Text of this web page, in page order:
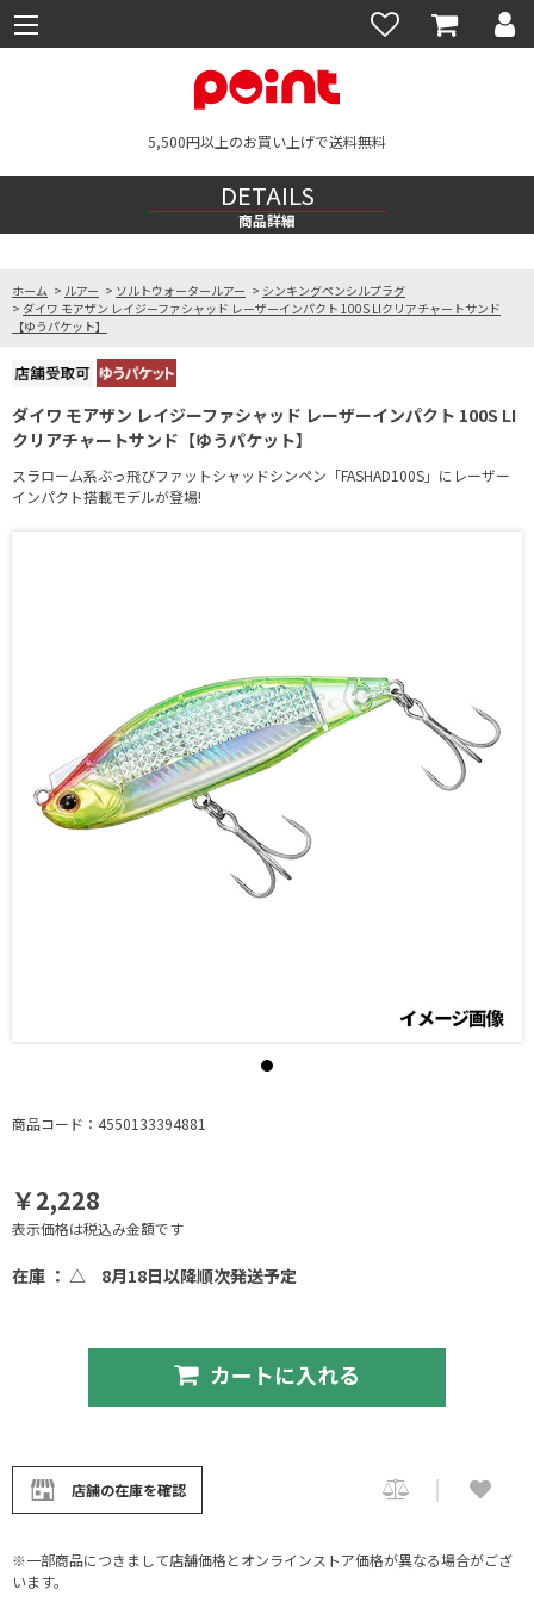
5,500円以上のお買い上げで送料無料
DETAILS
商品詳細
ホーム > ルアー > ソルトウォータールアー > シンキングペンシルプラグ
> ダイワ モアザン レイジーファシャッド レーザーインパクト 100S LIクリアチャートサンド
【ゆうパケット】
ダイワ モアザン レイジーファシャッド レーザーインパクト 100S LI
クリアチャートサンド【ゆうパケット】
スラローム系ぶっ飛びファットシャッドシンペン「FASHAD100S」にレーザー
インパクト搭載モデルが登場!
商品コード：4550133394881
￥2,228
表示価格は税込み金額です
在庫 ： △ 8月18日以降順次発送予定
カートに入れる
店舗の在庫を確認
※一部商品につきまして店舗価格とオンラインストア価格が異なる場合がござ
います。